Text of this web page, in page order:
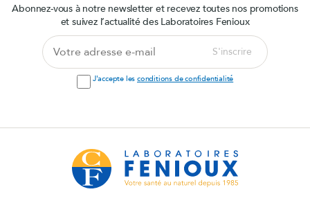
Abonnez-vous à notre newsletter et recevez toutes nos promotions
et suivez l’actualité des Laboratoires Fenioux
adresse
e-
S'inscrire
J'accepte les conditions de confidentialité